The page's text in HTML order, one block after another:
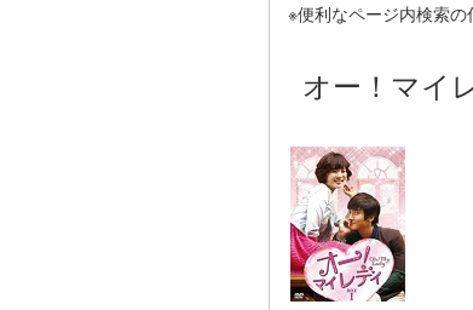
※便利なページ内検索の
オー！マイ